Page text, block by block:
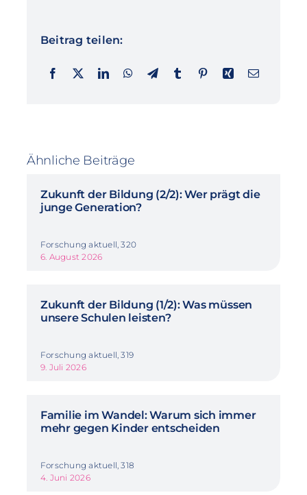
Beitrag teilen:
Ähnliche Beiträge
Zukunft der Bildung (2/2): Wer prägt die
junge Generation?
Forschung aktuell, 320
6. August 2026
Zukunft der Bildung (1/2): Was müssen
unsere Schulen leisten?
Forschung aktuell, 319
9. Juli 2026
Familie im Wandel: Warum sich immer
mehr gegen Kinder entscheiden
Forschung aktuell, 318
4. Juni 2026